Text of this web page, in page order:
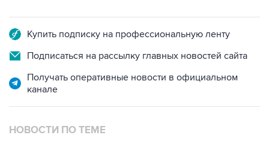
Купить подписку на профессиональную ленту
Подписаться на рассылку главных новостей сайта
Получать оперативные новости в официальном
канале
НОВОСТИ ПО ТЕМЕ